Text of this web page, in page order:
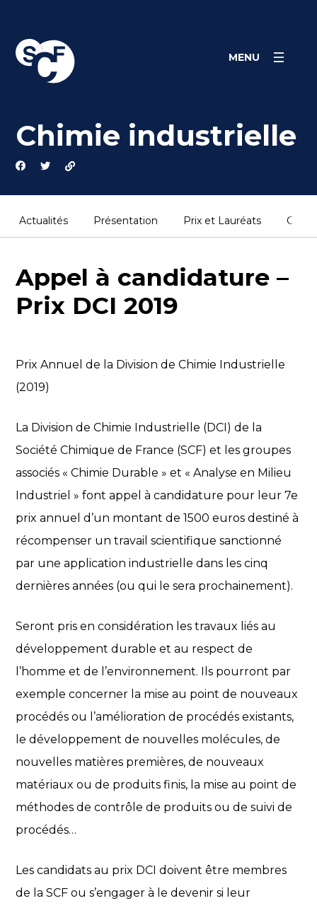
content
MENU
Chimie industrielle
Actualités Présentation Prix et Lauréats
Appel à candidature –
Prix DCI 2019
Prix Annuel de la Division de Chimie Industrielle
(2019)
La Division de Chimie Industrielle (DCI) de la
Société Chimique de France (SCF) et les groupes
associés « Chimie Durable » et « Analyse en Milieu
Industriel » font appel à candidature pour leur 7e
prix annuel d’un montant de 1500 euros destiné à
récompenser un travail scientifique sanctionné
par une application industrielle dans les cinq
dernières années (ou qui le sera prochainement).
Seront pris en considération les travaux liés au
développement durable et au respect de
l’homme et de l’environnement. Ils pourront par
exemple concerner la mise au point de nouveaux
procédés ou l’amélioration de procédés existants,
le développement de nouvelles molécules, de
nouvelles matières premières, de nouveaux
matériaux ou de produits finis, la mise au point de
méthodes de contrôle de produits ou de suivi de
procédés…
Les candidats au prix DCI doivent être membres
de la SCF ou s’engager à le devenir si leur